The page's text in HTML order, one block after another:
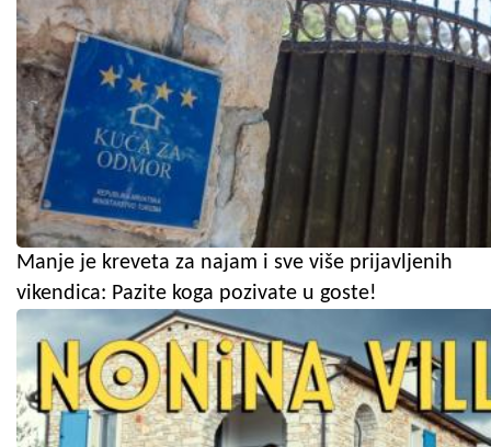
Manje je kreveta za najam i sve više prijavljenih
vikendica: Pazite koga pozivate u goste!